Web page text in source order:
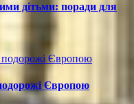
дітьми: поради для
Європою